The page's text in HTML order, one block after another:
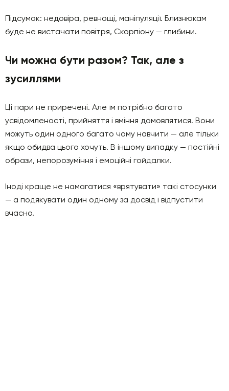
Підсумок: недовіра, ревнощі, маніпуляції. Близнюкам
буде не вистачати повітря, Скорпіону — глибини.
Чи можна бути разом? Так, але з
зусиллями
Ці пари не приречені. Але їм потрібно багато
усвідомленості, прийняття і вміння домовлятися. Вони
можуть один одного багато чому навчити — але тільки
якщо обидва цього хочуть. В іншому випадку — постійні
образи, непорозуміння і емоційні гойдалки.
Іноді краще не намагатися «врятувати» такі стосунки
— а подякувати один одному за досвід і відпустити
вчасно.